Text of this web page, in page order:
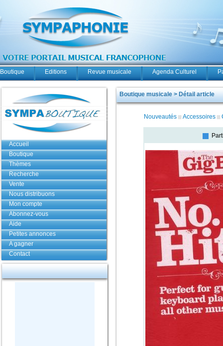
Boutique Editions Revue musicale Agenda Culturel
Accueil
Boutique
Thèmes
Recherche
Vente
Nous distribuons
Mon compte
Abonnez-vous
Aide
Petites annonces
A gagner
Contact
Boutique musicale > Détail article
Nouveautés Accessoires